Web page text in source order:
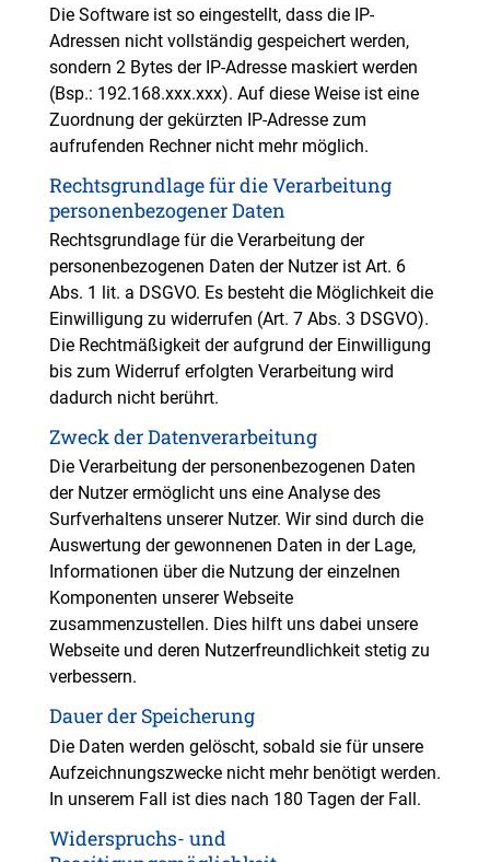
Die Software ist so eingestellt, dass die IP-
Adressen nicht vollständig gespeichert werden,
sondern 2 Bytes der IP-Adresse maskiert werden
(Bsp.: 192.168.xxx.xxx). Auf diese Weise ist eine
Zuordnung der gekürzten IP-Adresse zum
aufrufenden Rechner nicht mehr möglich.
Rechtsgrundlage für die Verarbeitung
personenbezogener Daten
Rechtsgrundlage für die Verarbeitung der
personenbezogenen Daten der Nutzer ist Art. 6
Abs. 1 lit. a DSGVO. Es besteht die Möglichkeit die
Einwilligung zu widerrufen (Art. 7 Abs. 3 DSGVO).
Die Rechtmäßigkeit der aufgrund der Einwilligung
bis zum Widerruf erfolgten Verarbeitung wird
dadurch nicht berührt.
Zweck der Datenverarbeitung
Die Verarbeitung der personenbezogenen Daten
der Nutzer ermöglicht uns eine Analyse des
Surfverhaltens unserer Nutzer. Wir sind durch die
Auswertung der gewonnenen Daten in der Lage,
Informationen über die Nutzung der einzelnen
Komponenten unserer Webseite
zusammenzustellen. Dies hilft uns dabei unsere
Webseite und deren Nutzerfreundlichkeit stetig zu
verbessern.
Dauer der Speicherung
Die Daten werden gelöscht, sobald sie für unsere
Aufzeichnungszwecke nicht mehr benötigt werden.
In unserem Fall ist dies nach 180 Tagen der Fall.
Widerspruchs- und